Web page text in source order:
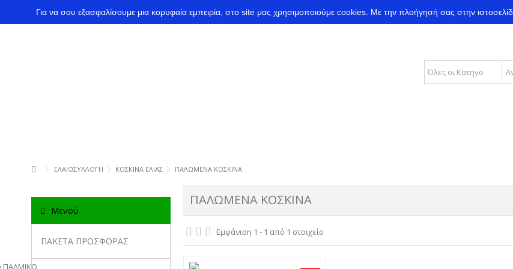
ΕΛΑΙΟΣΥΛΛΟΓΗ ΚΟΣΚΙΝΑ ΕΛΙΑΣ ΠΑΛΩΜΕΝΑ ΚΟΣΚΙΝΑ
ΠΑΛΩΜΕΝΑ ΚΟΣΚΙΝΑ
Εμφάνιση 1 - 1 από 1 στοιχείο
Μενού
ΠΑΚΕΤΑ ΠΡΟΣΦΟΡΑΣ
Για να σου εξασφαλίσουμε μια κορυφαία εμπειρία, στο site μας χρησιμοποιούμε cookies. Με την πλοήγησή σας στην